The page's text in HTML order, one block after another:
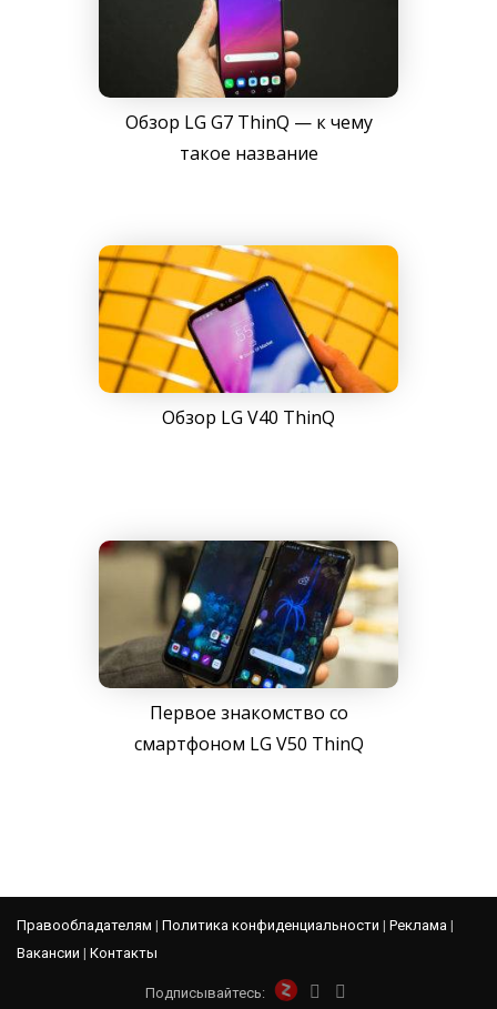
Обзор LG G7 ThinQ — к чему
такое название
Обзор LG V40 ThinQ
Первое знакомство со
смартфоном LG V50 ThinQ
Правообладателям | Политика конфиденциальности | Реклама |
Вакансии | Контакты
Подписывайтесь: